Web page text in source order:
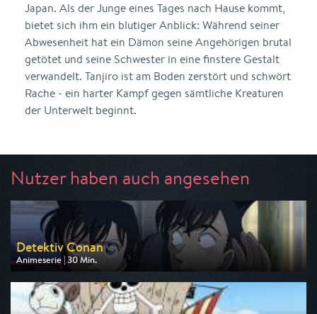
Japan. Als der Junge eines Tages nach Hause kommt,
bietet sich ihm ein blutiger Anblick: Während seiner
Abwesenheit hat ein Dämon seine Angehörigen brutal
getötet und seine Schwester in eine finstere Gestalt
verwandelt. Tanjiro ist am Boden zerstört und schwört
Rache - ein harter Kampf gegen sämtliche Kreaturen
der Unterwelt beginnt.
Nutzer haben auch angesehen
Detektiv Conan
Animeserie | 30 Min.
Ausgestrahlt von Pro 7 Maxx
am 10.08.2026, 17:35